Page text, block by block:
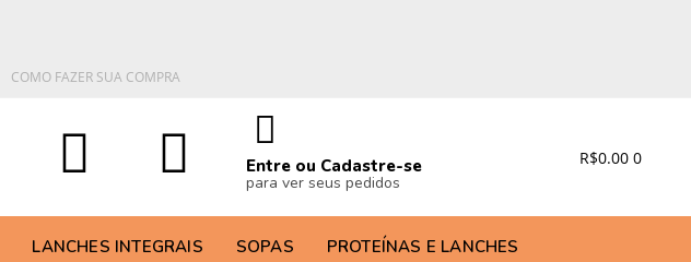
COMO FAZER SUA COMPRA
Entre ou Cadastre-se
para ver seus pedidos
R$0.00 0
LANCHES INTEGRAIS SOPAS
PROTEÍNAS E LANCHES